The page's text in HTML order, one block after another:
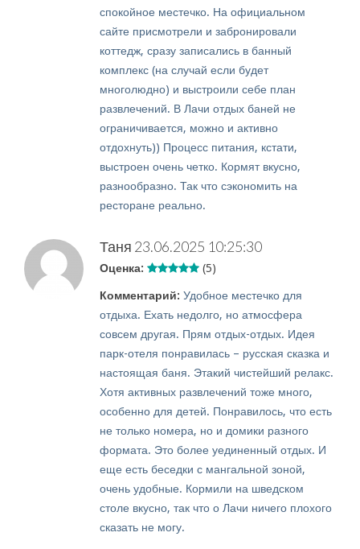
спокойное местечко. На официальном
сайте присмотрели и забронировали
коттедж, сразу записались в банный
комплекс (на случай если будет
многолюдно) и выстроили себе план
развлечений. В Лачи отдых баней не
ограничивается, можно и активно
отдохнуть)) Процесс питания, кстати,
выстроен очень четко. Кормят вкусно,
разнообразно. Так что сэкономить на
ресторане реально.
Таня 23.06.2025 10:25:30
Оценка: (5)
Комментарий: Удобное местечко для
отдыха. Ехать недолго, но атмосфера
совсем другая. Прям отдых-отдых. Идея
парк-отеля понравилась – русская сказка и
настоящая баня. Этакий чистейший релакс.
Хотя активных развлечений тоже много,
особенно для детей. Понравилось, что есть
не только номера, но и домики разного
формата. Это более уединенный отдых. И
еще есть беседки с мангальной зоной,
очень удобные. Кормили на шведском
столе вкусно, так что о Лачи ничего плохого
сказать не могу.